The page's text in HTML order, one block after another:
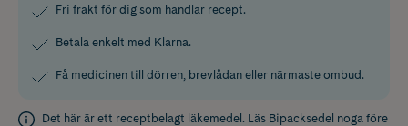
Fri frakt för dig som handlar recept.
Betala enkelt med Klarna.
Få medicinen till dörren, brevlådan eller närmaste ombud.
Det här är ett receptbelagt läkemedel. Läs Bipacksedel noga före